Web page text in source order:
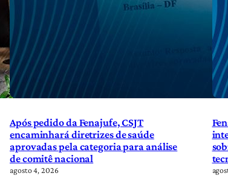
Após pedido da Fenajufe, CSJT
encaminhará diretrizes de saúde
aprovadas pela categoria para análise
de comitê nacional
agosto 4, 2026